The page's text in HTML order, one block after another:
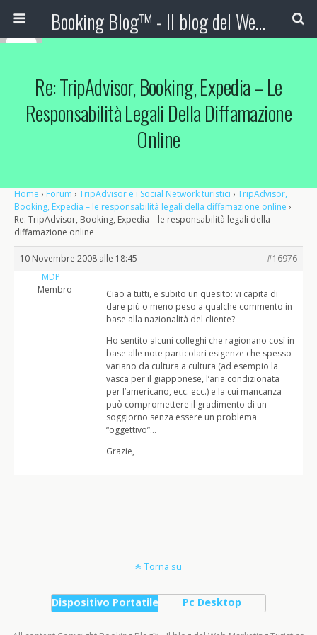
Booking Blog™ - Il blog del Web Marketing Turistico
Re: TripAdvisor, Booking, Expedia – Le
Responsabilità Legali Della Diffamazione
Online
Home › Forum › TripAdvisor e i Social Network turistici › TripAdvisor,
Booking, Expedia – le responsabilità legali della diffamazione online ›
Re: TripAdvisor, Booking, Expedia – le responsabilità legali della
diffamazione online
10 Novembre 2008 alle 18:45
#16976
MDP
Membro
Ciao a tutti, e subito un quesito: vi capita di
dare più o meno peso a qualche commento in
base alla nazionalità del cliente?
Ho sentito alcuni colleghi che ragionano così in
base alle note particolari esigenze che spesso
variano da cultura a cultura (ad esempio la
vasca per il giapponese, l’aria condizionata
per l’americano, ecc. ecc.) e la cui mancanza
può compromettere il gradimento di un
soggiorno senza essere un problema
“oggettivo”…
Grazie,
Torna su
Dispositivo Portatile Pc Desktop